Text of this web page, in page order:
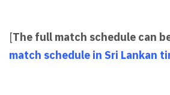
[The full match schedule can
match schedule in Sri Lankan